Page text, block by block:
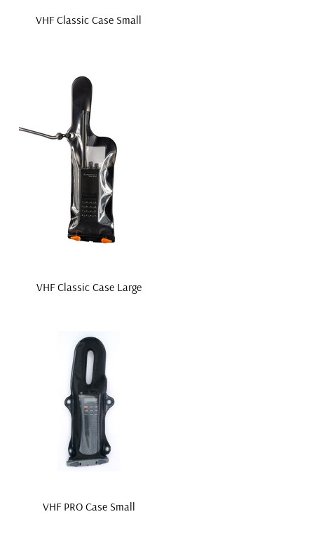
VHF Classic Case Small
VHF Classic Case Large
VHF PRO Case Small